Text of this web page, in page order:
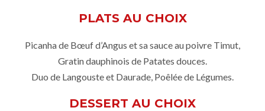
PLATS AU CHOIX
Picanha de Bœuf d’Angus et sa sauce au poivre Timut,
Gratin dauphinois de Patates douces.
Duo de Langouste et Daurade, Poêlée de Légumes.
DESSERT AU CHOIX